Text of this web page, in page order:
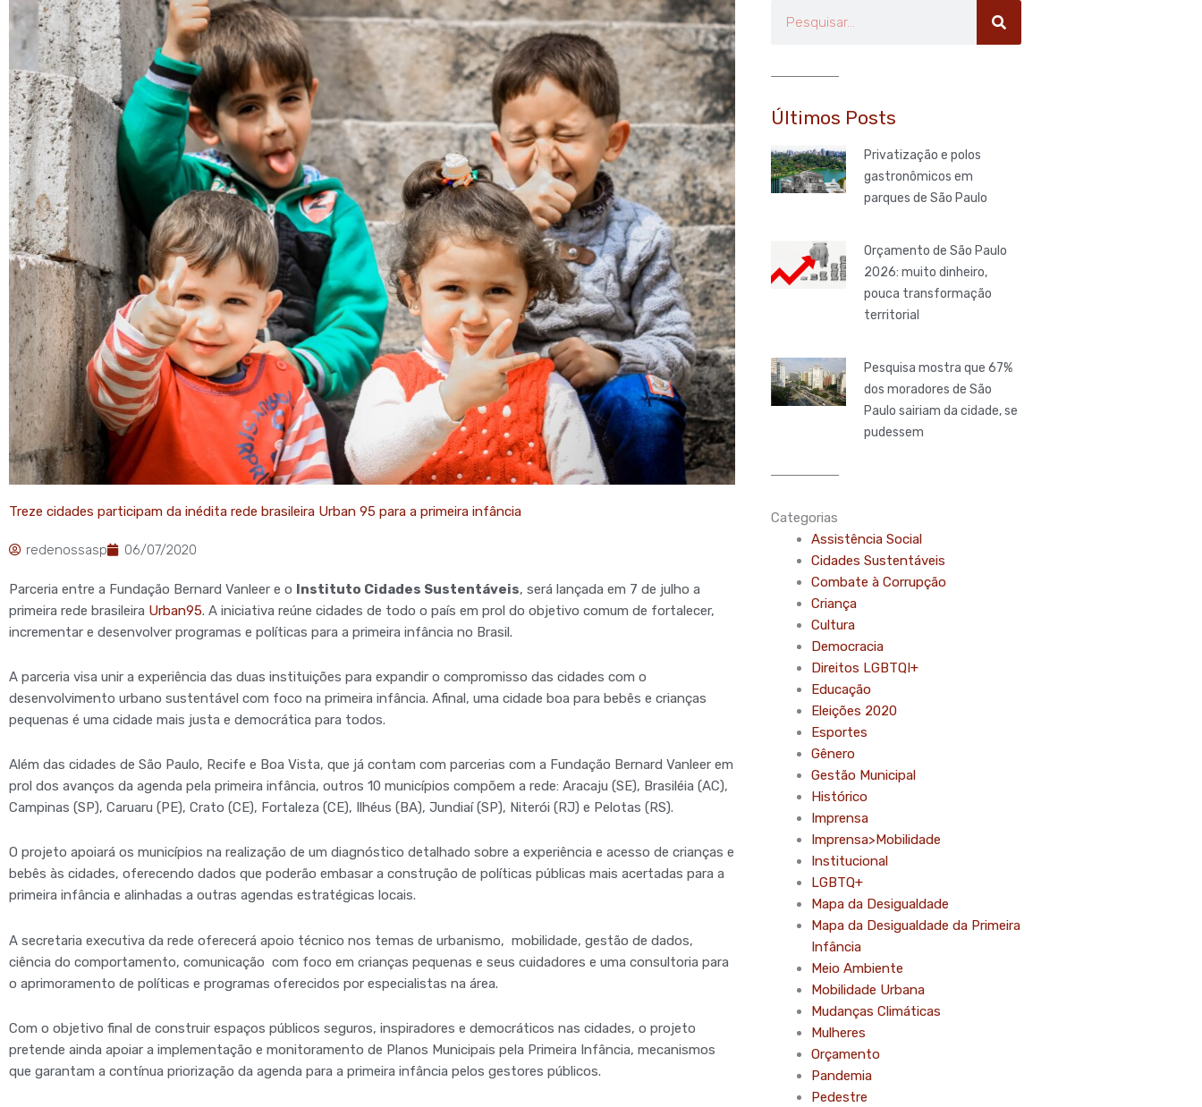
Treze cidades participam da inédita rede brasileira Urban 95 para a primeira infância
redenossasp 06/07/2020
Parceria entre a Fundação Bernard Vanleer e o Instituto Cidades Sustentáveis, será lançada em 7 de julho a
primeira rede brasileira Urban95. A iniciativa reúne cidades de todo o país em prol do objetivo comum de fortalecer,
incrementar e desenvolver programas e políticas para a primeira infância no Brasil.
A parceria visa unir a experiência das duas instituições para expandir o compromisso das cidades com o
desenvolvimento urbano sustentável com foco na primeira infância. Afinal, uma cidade boa para bebês e crianças
pequenas é uma cidade mais justa e democrática para todos.
Além das cidades de São Paulo, Recife e Boa Vista, que já contam com parcerias com a Fundação Bernard Vanleer em
prol dos avanços da agenda pela primeira infância, outros 10 municípios compõem a rede: Aracaju (SE), Brasiléia (AC),
Campinas (SP), Caruaru (PE), Crato (CE), Fortaleza (CE), Ilhéus (BA), Jundiaí (SP), Niterói (RJ) e Pelotas (RS).
O projeto apoiará os municípios na realização de um diagnóstico detalhado sobre a experiência e acesso de crianças e
bebês às cidades, oferecendo dados que poderão embasar a construção de políticas públicas mais acertadas para a
primeira infância e alinhadas a outras agendas estratégicas locais.
A secretaria executiva da rede oferecerá apoio técnico nos temas de urbanismo, mobilidade, gestão de dados,
ciência do comportamento, comunicação com foco em crianças pequenas e seus cuidadores e uma consultoria para
o aprimoramento de políticas e programas oferecidos por especialistas na área.
Com o objetivo final de construir espaços públicos seguros, inspiradores e democráticos nas cidades, o projeto
pretende ainda apoiar a implementação e monitoramento de Planos Municipais pela Primeira Infância, mecanismos
que garantam a contínua priorização da agenda para a primeira infância pelos gestores públicos.
Últimos Posts
Privatização e polos
gastronômicos em
parques de São Paulo
Orçamento de São Paulo
2026: muito dinheiro,
pouca transformação
territorial
Pesquisa mostra que 67%
dos moradores de São
Paulo sairiam da cidade, se
pudessem
Categorias
Assistência Social
Cidades Sustentáveis
Combate à Corrupção
Criança
Cultura
Democracia
Direitos LGBTQI+
Educação
Eleições 2020
Esportes
Gênero
Gestão Municipal
Histórico
Imprensa
Imprensa>Mobilidade
Institucional
LGBTQ+
Mapa da Desigualdade
Mapa da Desigualdade da Primeira
Infância
Meio Ambiente
Mobilidade Urbana
Mudanças Climáticas
Mulheres
Orçamento
Pandemia
Pedestre